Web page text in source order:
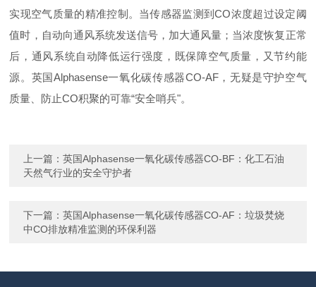
实现空气质量的精准控制。当传感器监测到CO浓度超过设定阈
值时，自动向通风系统发送信号，加大通风量；当浓度恢复正常
后，通风系统自动降低运行强度，既保障空气质量，又节约能
源。 英国Alphasense一氧化碳传感器CO-AF，无疑是守护空气
质量、防止CO积聚的可靠“安全哨兵"。
上一篇：英国Alphasense一氧化碳传感器CO-BF：化工石油
天然气行业的安全守护者
下一篇：英国Alphasense一氧化碳传感器CO-AF：垃圾焚烧
中CO排放精准监测的环保利器